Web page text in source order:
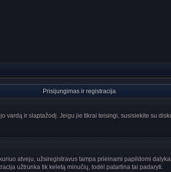
Prisijungimas ir registracija
ir slaptažodį. Jeigu jie tikrai teisingi, susisiekite su
atveju, užsiregistravus tampa prieinami papildomi
užtrunka tik keletą minučių, todėl patartina tai padaryti.